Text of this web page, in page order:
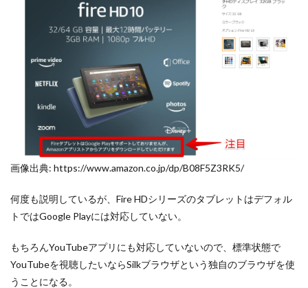
画像出典: https://www.amazon.co.jp/dp/B08F5Z3RK5/
何度も説明しているが、Fire HDシリーズのタブレットはデフォル
トではGoogle Playには対応していない。
もちろんYouTubeアプリにも対応していないので、標準状態で
YouTubeを視聴したいならSilkブラウザという独自のブラウザを使
うことになる。